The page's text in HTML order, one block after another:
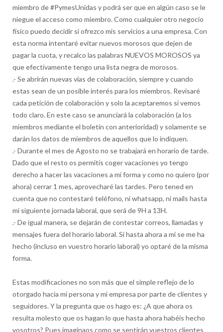
miembro de #PymesUnidas y podrá ser que en algún caso se le
niegue el acceso como miembro. Como cualquier otro negocio
físico puedo decidir si ofrezco mis servicios a una empresa. Con
esta norma intentaré evitar nuevos morosos que dejen de
pagar la cuota, y recalco las palabras NUEVOS MOROSOS ya
que efectivamente tengo una lista negra de morosos.
.- Se abrirán nuevas vías de colaboración, siempre y cuando
estas sean de un posible interés para los miembros. Revisaré
cada petición de colaboración y solo la aceptaremos si vemos
todo claro. En este caso se anunciará la colaboración (a los
miembros mediante el boletín con anterioridad) y solamente se
darán los datos de miembros de aquellos que lo indiquen.
.- Durante el mes de Agosto no se trabajará en horario de tarde.
Dado que el resto os permitís coger vacaciones yo tengo
derecho a hacer las vacaciones a mi forma y como no quiero (por
ahora) cerrar 1 mes, aprovecharé las tardes. Pero tened en
cuenta que no contestaré teléfono, ni whatsapp, ni mails hasta
mi siguiente jornada laboral, que será de 9H a 13H.
.- De igual manera, se dejarán de contestar correos, llamadas y
mensajes fuera del horario laboral. Si hasta ahora a mi se me ha
hecho (incluso en vuestro horario laboral) yo optaré de la misma
forma.
Estas modificaciones no son más que el simple reflejo de lo
otorgado hacia mi persona y mi empresa por parte de clientes y
seguidores. Y la pregunta que os hago es: ¿A que ahora os
resulta molesto que os hagan lo que hasta ahora habéis hecho
vosotros? Pues imaginaos como se sentirán vuestros clientes